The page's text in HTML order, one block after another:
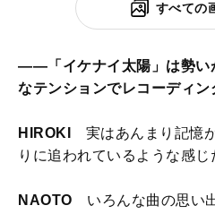
すべての
――「イケナイ太陽」は勢い
なテンションでレコーディン
HIROKI
実はあんまり記憶
りに追われているような感じ
NAOTO いろんな曲の思い